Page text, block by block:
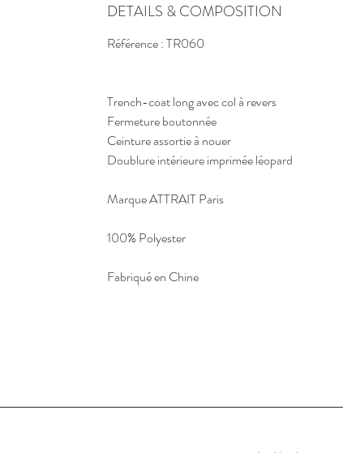
DETAILS & COMPOSITION
Référence : TR060
Trench-coat long avec col à revers
Fermeture boutonnée
Ceinture assortie à nouer
Doublure intérieure imprimée léopard
Marque ATTRAIT Paris
100% Polyester
Fabriqué en Chine